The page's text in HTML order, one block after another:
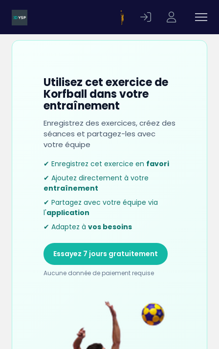
Utilisez cet exercice de
Korfball dans votre
entraînement
Enregistrez des exercices, créez des
séances et partagez-les avec
votre équipe
✔ Enregistrez cet exercice en favori
✔ Ajoutez directement à votre
entraînement
✔ Partagez avec votre équipe via
l'application
✔ Adaptez à vos besoins
Essayez 7 jours gratuitement
Aucune donnée de paiement requise